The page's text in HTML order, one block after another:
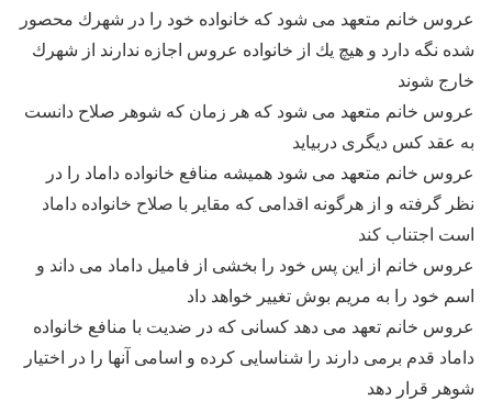
عروس خانم متعهد مى شود كه خانواده خود را در شهرك محصور
شده نگه دارد و هيچ يك از خانواده عروس اجازه ندارند از شهرك
خارج شوند
عروس خانم متعهد مى شود كه هر زمان كه شوهر صلاح دانست
به عقد كس ديگرى دربيايد
عروس خانم متعهد مى شود هميشه منافع خانواده داماد را در
نظر گرفته و از هرگونه اقدامى كه مقاير با صلاح خانواده داماد
است اجتناب كند
عروس خانم از اين پس خود را بخشى از فاميل داماد مى داند و
اسم خود را به مريم بوش تغيير خواهد داد
عروس خانم تعهد مى دهد كسانى كه در ضديت با منافع خانواده
داماد قدم برمى دارند را شناسايى كرده و اسامى آنها را در اختيار
شوهر قرار دهد